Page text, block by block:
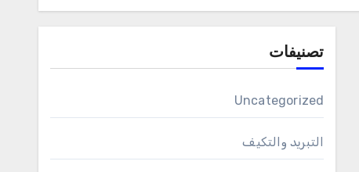
تصنيفات
Uncategorized
التبريد والتكيف